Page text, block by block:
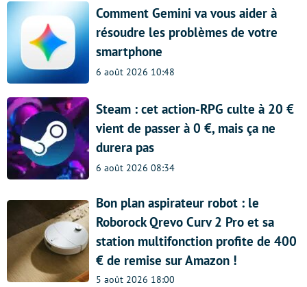
Comment Gemini va vous aider à
résoudre les problèmes de votre
smartphone
6 août 2026 10:48
Steam : cet action-RPG culte à 20 €
vient de passer à 0 €, mais ça ne
durera pas
6 août 2026 08:34
Bon plan aspirateur robot : le
Roborock Qrevo Curv 2 Pro et sa
station multifonction profite de 400
€ de remise sur Amazon !
5 août 2026 18:00